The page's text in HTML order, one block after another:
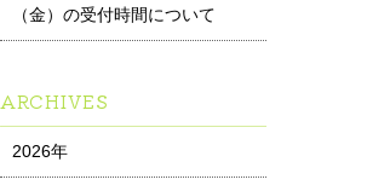
（金）の受付時間について
ARCHIVES
2026年